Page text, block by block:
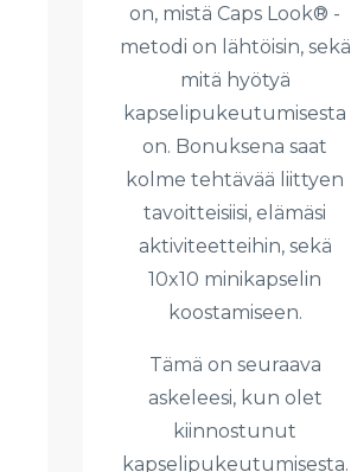
on, mistä Caps Look® -
metodi on lähtöisin, sekä
mitä hyötyä
kapselipukeutumisesta
on. Bonuksena saat
kolme tehtävää liittyen
tavoitteisiisi, elämäsi
aktiviteetteihin, sekä
10x10 minikapselin
koostamiseen.
Tämä on seuraava
askeleesi, kun olet
kiinnostunut
kapselipukeutumisesta.